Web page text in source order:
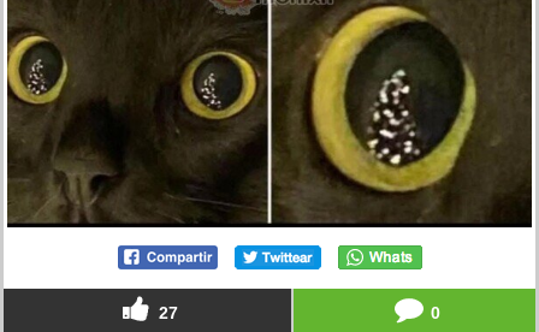
27 0